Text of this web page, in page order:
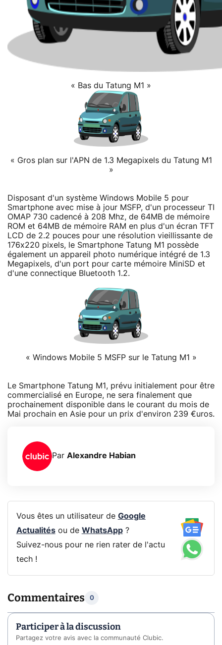
« Bas du Tatung M1 »
« Gros plan sur l'APN de 1.3 Megapixels du Tatung M1
»
Disposant d'un système Windows Mobile 5 pour
Smartphone avec mise à jour MSFP, d'un processeur TI
OMAP 730 cadencé à 208 Mhz, de 64MB de mémoire
ROM et 64MB de mémoire RAM en plus d'un écran TFT
LCD de 2.2 pouces pour une résolution vieillissante de
176x220 pixels, le Smartphone Tatung M1 possède
également un appareil photo numérique intégré de 1.3
Megapixels, d'un port pour carte mémoire MiniSD et
d'une connectique Bluetooth 1.2.
« Windows Mobile 5 MSFP sur le Tatung M1 »
Le Smartphone Tatung M1, prévu initialement pour être
commercialisé en Europe, ne sera finalement que
prochainement disponible dans le courant du mois de
Mai prochain en Asie pour un prix d'environ 239 €uros.
Par Alexandre Habian
Vous êtes un utilisateur de Google
Actualitésou de WhatsApp?
Suivez-nous pour ne rien rater de l'actu
tech !
Commentaires 0
Participer à la discussion
Partagez votre avis avec la communauté Clubic.